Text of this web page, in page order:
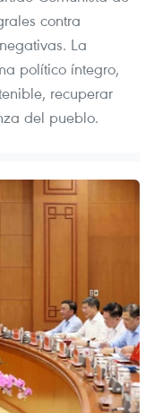
contra
La
político íntegro,
recuperar
del pueblo.